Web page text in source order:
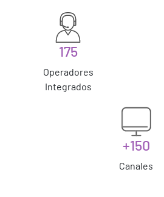
175
Operadores
Integrados
+150
Canales